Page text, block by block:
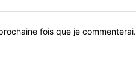
fois que je commenterai.